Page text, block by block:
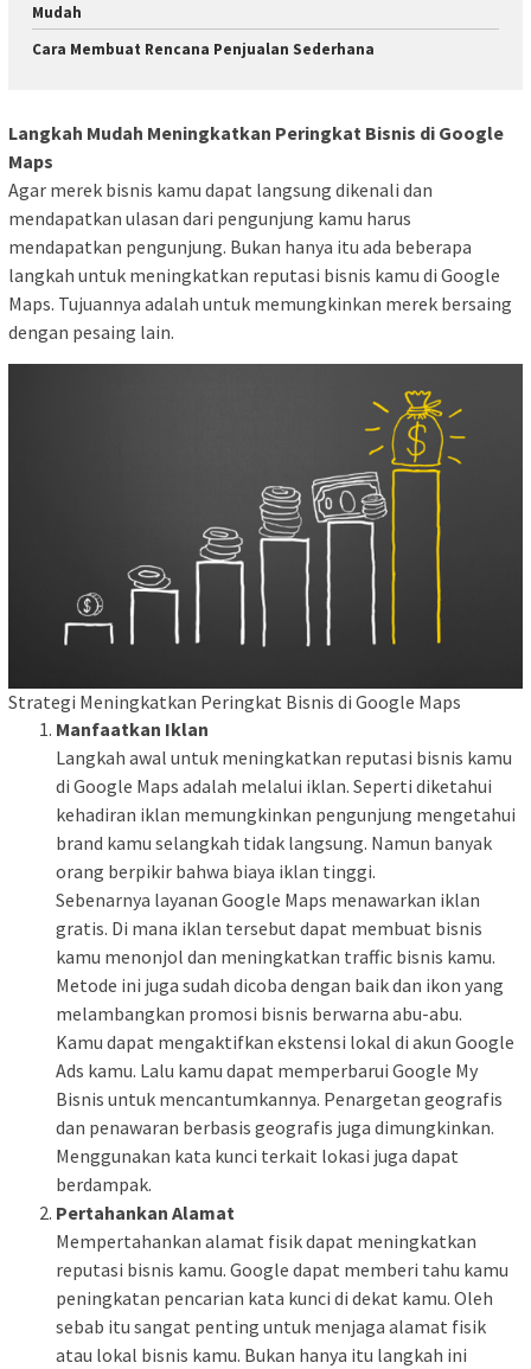
Mudah
Cara Membuat Rencana Penjualan Sederhana
Langkah Mudah Meningkatkan Peringkat Bisnis di Google
Maps
Agar merek bisnis kamu dapat langsung dikenali dan
mendapatkan ulasan dari pengunjung kamu harus
mendapatkan pengunjung. Bukan hanya itu ada beberapa
langkah untuk meningkatkan reputasi bisnis kamu di Google
Maps. Tujuannya adalah untuk memungkinkan merek bersaing
dengan pesaing lain.
Strategi Meningkatkan Peringkat Bisnis di Google Maps
Manfaatkan Iklan
Langkah awal untuk meningkatkan reputasi bisnis kamu
di Google Maps adalah melalui iklan. Seperti diketahui
kehadiran iklan memungkinkan pengunjung mengetahui
brand kamu selangkah tidak langsung. Namun banyak
orang berpikir bahwa biaya iklan tinggi.
Sebenarnya layanan Google Maps menawarkan iklan
gratis. Di mana iklan tersebut dapat membuat bisnis
kamu menonjol dan meningkatkan traffic bisnis kamu.
Metode ini juga sudah dicoba dengan baik dan ikon yang
melambangkan promosi bisnis berwarna abu-abu.
Kamu dapat mengaktifkan ekstensi lokal di akun Google
Ads kamu. Lalu kamu dapat memperbarui Google My
Bisnis untuk mencantumkannya. Penargetan geografis
dan penawaran berbasis geografis juga dimungkinkan.
Menggunakan kata kunci terkait lokasi juga dapat
berdampak.
Pertahankan Alamat
Mempertahankan alamat fisik dapat meningkatkan
reputasi bisnis kamu. Google dapat memberi tahu kamu
peningkatan pencarian kata kunci di dekat kamu. Oleh
sebab itu sangat penting untuk menjaga alamat fisik
atau lokal bisnis kamu. Bukan hanya itu langkah ini